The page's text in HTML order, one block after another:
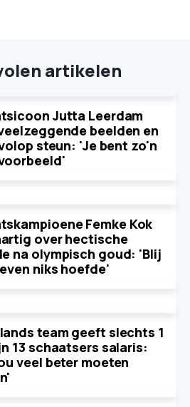
artikelen
Jutta Leerdam
beelden en
steun: 'Je bent zo'n
Femke Kok
over hectische
na olympisch goud: 'Blij
niks hoefde'
team geeft slechts 1
13 schaatsers salaris:
veel beter moeten